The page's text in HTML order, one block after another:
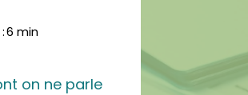
6 min
on ne parle